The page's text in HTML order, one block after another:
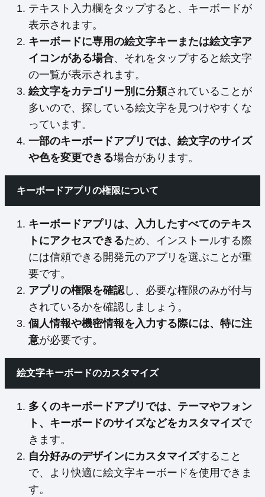
テキスト入力欄をタップすると、キーボードが
表示されます。
キーボードに専用の絵文字キーまたは絵文字ア
イコンがある場合、それをタップすると絵文字
の一覧が表示されます。
絵文字をカテゴリー別に分類されていることが
多いので、探している絵文字を見つけやすくな
っています。
一部のキーボードアプリでは、絵文字のサイズ
や色を変更できる場合があります。
キーボードアプリの権限について
キーボードアプリは、入力したすべてのテキス
トにアクセスできるため、インストールする際
には信頼できる開発元のアプリを選ぶことが重
要です。
アプリの権限を確認し、必要な権限のみが付与
されているかを確認しましょう。
個人情報や機密情報を入力する際には、特に注
意が必要です。
絵文字キーボードのカスタマイズ
多くのキーボードアプリでは、テーマやフォン
ト、キーボードのサイズなどをカスタマイズで
きます。
自分好みのデザインにカスタマイズすること
で、より快適に絵文字キーボードを使用できま
す。